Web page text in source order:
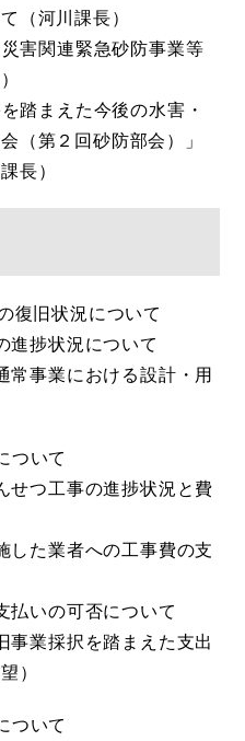
（河川課長）
害関連緊急砂防事業等
踏まえた今後の水害・
（第２回砂防部会）」
長）
復旧状況について
捗状況について
事業における設計・用
ついて
つ工事の進捗状況と費
た業者への工事費の支
いの可否について
業採択を踏まえた支出
）
ついて